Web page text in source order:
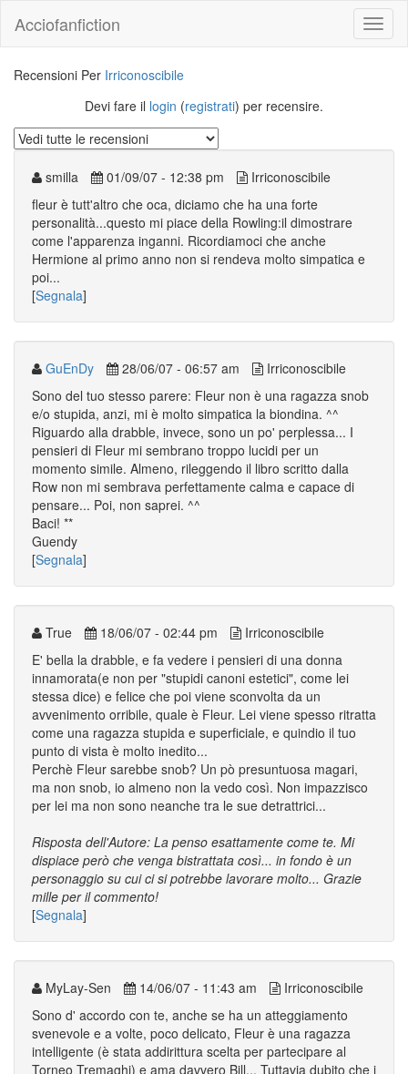
Acciofanfiction
Recensioni Per Irriconoscibile
Devi fare il login (registrati) per recensire.
smilla 01/09/07 - 12:38 pm
Irriconoscibile
fleur è tutt'altro che oca, diciamo che ha una forte
personalità...questo mi piace della Rowling:il dimostrare
come l'apparenza inganni. Ricordiamoci che anche
Hermione al primo anno non si rendeva molto simpatica e
poi...
[Segnala]
GuEnDy 28/06/07 - 06:57 am
Irriconoscibile
Sono del tuo stesso parere: Fleur non è una ragazza snob
e/o stupida, anzi, mi è molto simpatica la biondina. ^^
Riguardo alla drabble, invece, sono un po' perplessa... I
pensieri di Fleur mi sembrano troppo lucidi per un
momento simile. Almeno, rileggendo il libro scritto dalla
Row non mi sembrava perfettamente calma e capace di
pensare... Poi, non saprei. ^^
Baci! **
Guendy
[Segnala]
True 18/06/07 - 02:44 pm
Irriconoscibile
E' bella la drabble, e fa vedere i pensieri di una donna
innamorata(e non per "stupidi canoni estetici", come lei
stessa dice) e felice che poi viene sconvolta da un
avvenimento orribile, quale è Fleur. Lei viene spesso ritratta
come una ragazza stupida e superficiale, e quindio il tuo
punto di vista è molto inedito...
Perchè Fleur sarebbe snob? Un pò presuntuosa magari,
ma non snob, io almeno non la vedo così. Non impazzisco
per lei ma non sono neanche tra le sue detrattrici...
Risposta dell'Autore: La penso esattamente come te. Mi
dispiace però che venga bistrattata così... in fondo è un
personaggio su cui ci si potrebbe lavorare molto... Grazie
mille per il commento!
[Segnala]
MyLay-Sen 14/06/07 - 11:43 am
Irriconoscibile
Sono d' accordo con te, anche se ha un atteggiamento
svenevole e a volte, poco delicato, Fleur è una ragazza
intelligente (è stata addirittura scelta per partecipare al
Torneo Tremaghi) e ama davvero Bill... Tuttavia dubito che i